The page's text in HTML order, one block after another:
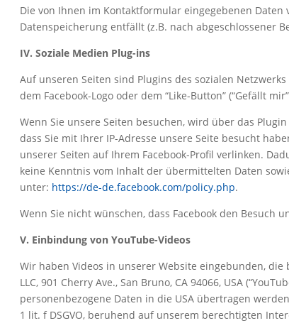
Die von Ihnen im Kontaktformular eingegebenen
Datenspeicherung entfällt (z.B. nach abgeschlossener
IV. Soziale Medien Plug-ins
Auf unseren Seiten sind Plugins des sozialen Netzwerks
dem Facebook-Logo oder dem “Like-Button” (“Gefällt
Wenn Sie unsere Seiten besuchen, wird über das
dass Sie mit Ihrer IP-Adresse unsere Seite besucht
unserer Seiten auf Ihrem Facebook-Profil verlinken.
keine Kenntnis vom Inhalt der übermittelten Daten
unter: https://de-de.facebook.com/policy.php.
Wenn Sie nicht wünschen, dass Facebook den Besuch
V. Einbindung von YouTube-Videos
Wir haben Videos in unserer Website eingebunden,
LLC, 901 Cherry Ave., San Bruno, CA 94066, USA
personenbezogene Daten in die USA übertragen
1 lit. f DSGVO, beruhend auf unserem berechtigten